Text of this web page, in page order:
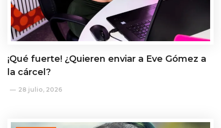
¡Qué fuerte! ¿Quieren enviar a Eve Gómez a
la cárcel?
28 julio, 2026